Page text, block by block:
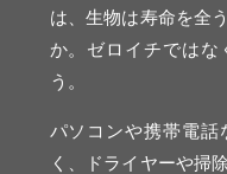
は、生物は寿命を全
か。ゼロイチではな
う。
パソコンや携帯電話
く、ドライヤーや掃